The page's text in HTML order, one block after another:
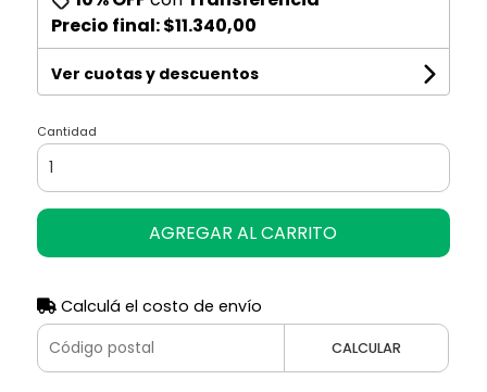
Precio final:$11.340,00
Ver cuotas y descuentos
Cantidad
AGREGAR AL CARRITO
Calculá el costo de envío
CALCULAR